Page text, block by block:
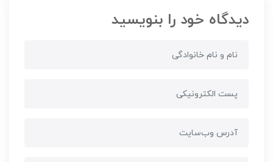
دیدگاه خود را بنویسید